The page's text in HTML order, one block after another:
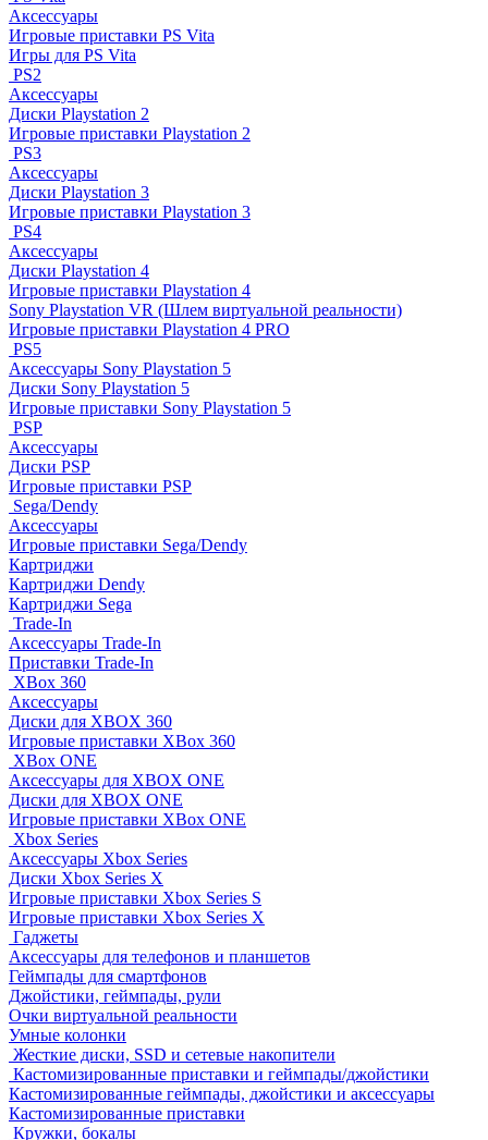
Аксессуары
Игровые приставки PS Vita
Игры для PS Vita
PS2
Аксессуары
Диски Playstation 2
Игровые приставки Playstation 2
PS3
Аксессуары
Диски Playstation 3
Игровые приставки Playstation 3
PS4
Аксессуары
Диски Playstation 4
Игровые приставки Playstation 4
Sony Playstation VR (Шлем виртуальной реальности)
Игровые приставки Playstation 4 PRO
PS5
Аксессуары Sony Playstation 5
Диски Sony Playstation 5
Игровые приставки Sony Playstation 5
PSP
Аксессуары
Диски PSP
Игровые приставки PSP
Sega/Dendy
Аксессуары
Игровые приставки Sega/Dendy
Картриджи
Картриджи Dendy
Картриджи Sega
Trade-In
Аксессуары Trade-In
Приставки Trade-In
XBox 360
Аксессуары
Диски для XBOX 360
Игровые приставки XBox 360
XBox ONE
Аксессуары для XBOX ONE
Диски для XBOX ONE
Игровые приставки XBox ONE
Xbox Series
Аксессуары Xbox Series
Диски Xbox Series X
Игровые приставки Xbox Series S
Игровые приставки Xbox Series X
Гаджеты
Аксессуары для телефонов и планшетов
Геймпады для смартфонов
Джойстики, геймпады, рули
Очки виртуальной реальности
Умные колонки
Жесткие диски, SSD и сетевые накопители
Кастомизированные приставки и геймпады/джойстики
Кастомизированные геймпады, джойстики и аксессуары
Кастомизированные приставки
Кружки, бокалы